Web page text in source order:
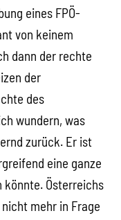
eines FPÖ-
von keinem
dann der rechte
der
des
wundern, was
zurück. Er ist
eine ganze
könnte. Österreichs
mehr in Frage